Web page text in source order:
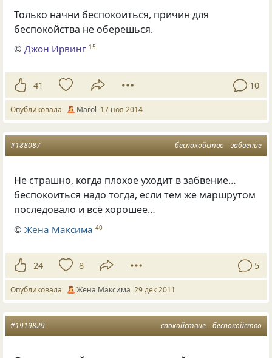
Только начни беспокоиться, причин для
беспокойства не оберешься.
©Джон Ирвинг 15
41 10
Опубликовала Маrol 17 ноя 2014
беспокойство забвение
#188087
Не страшно, когда плохое уходит в забвение…
беспокоиться надо тогда, если тем же маршрутом
последовало и всё хорошее…
©Жена Максима 40
24 8 5
Опубликовала Жена Максима 29 дек 2011
спокойствие беспокойство
#1919829